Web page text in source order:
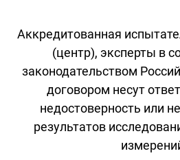
Аккредитованная
(центр), эксперты в
законодательством
договором несут
недостоверность или
результатов